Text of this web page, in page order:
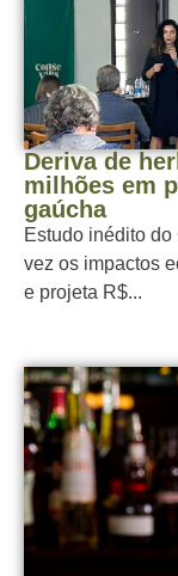
Deriva de
milhões em
gaúcha
Estudo inédito
vez os impactos
e projeta R$...